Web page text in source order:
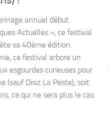
annuel début
Actuelles », ce festival
sa 40ème édition.
ce festival arbore un
esgourdes curieuses pour
(sauf Disiz La Peste), soit
ce qui ne sera plus le cas